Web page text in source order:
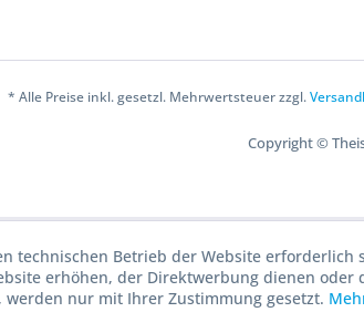
* Alle Preise inkl. gesetzl. Mehrwertsteuer zzgl.
Copyright ©
technischen Betrieb der Website erforderlich
erhöhen, der Direktwerbung dienen
nur mit Ihrer Zustimmung gesetzt.